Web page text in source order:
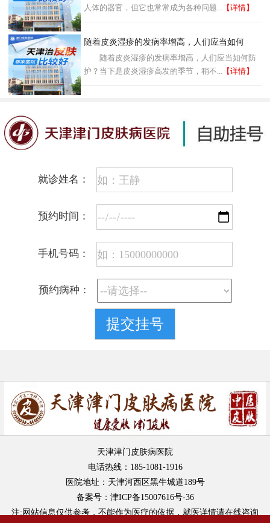
人体的器官，但它也常常成为各种问题... 【详情】
随着皮炎湿疹的发病率增高，人们应当如何
随着皮炎湿疹的发病率增高，人们应当如何防
护？当下是皮炎湿疹高发的季节，稍不... 【详情】
就诊姓名：
预约时间：
手机号码：
预约病种：
天津津门皮肤病医院
电话热线：185-1081-1916
医院地址：天津河西区黑牛城道189号
备案号：津ICP备15007616号-36
注:网站信息仅供参考，不能作为医疗的依据，就医详情请在线咨询